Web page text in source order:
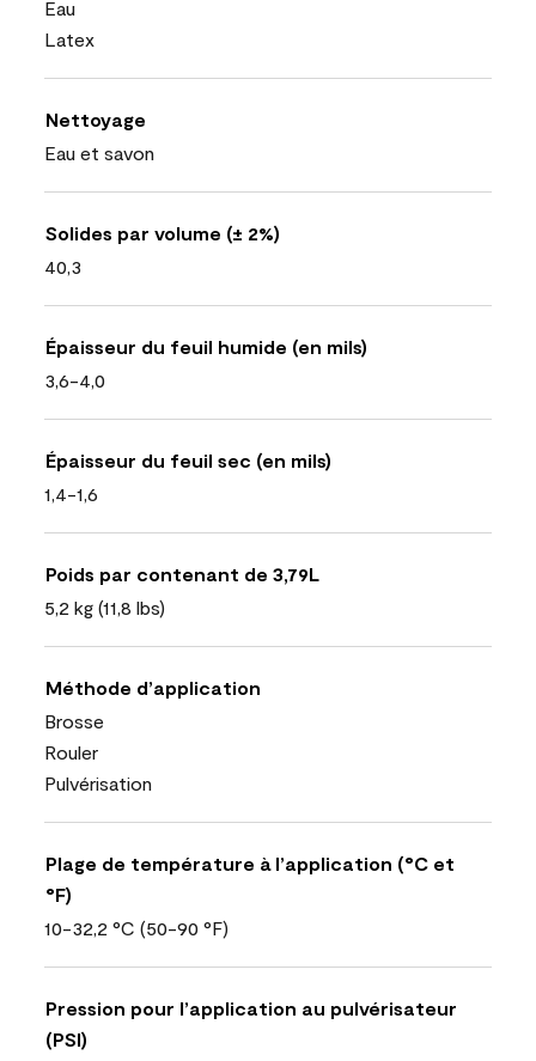
Eau
Latex
Nettoyage
Eau et savon
Solides par volume (± 2%)
40,3
Épaisseur du feuil humide (en mils)
3,6-4,0
Épaisseur du feuil sec (en mils)
1,4-1,6
Poids par contenant de 3,79L
5,2 kg (11,8 lbs)
Méthode d’application
Brosse
Rouler
Pulvérisation
Plage de température à l’application (°C et
°F)
10-32,2 °C (50-90 °F)
Pression pour l’application au pulvérisateur
(PSI)